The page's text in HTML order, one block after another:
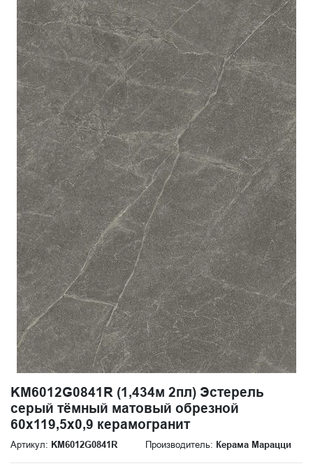
KM6012G0841R (1,434м 2пл) Эстерель
серый тёмный матовый обрезной
60x119,5x0,9 керамогранит
Артикул: KM6012G0841R Производитель: Керама Марацци